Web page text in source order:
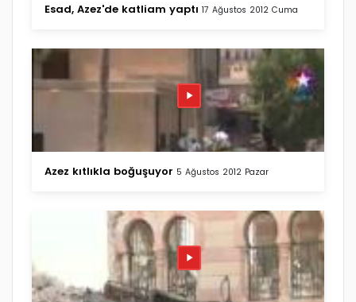
Esad, Azez'de katliam yaptı 17 Ağustos 2012 Cuma
Azez kıtlıkla boğuşuyor 5 Ağustos 2012 Pazar